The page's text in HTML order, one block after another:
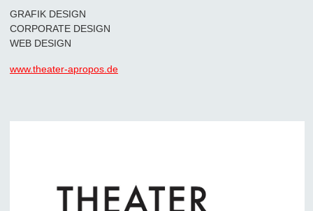
GRAFIK DESIGN
CORPORATE DESIGN
WEB DESIGN
www.theater-apropos.de